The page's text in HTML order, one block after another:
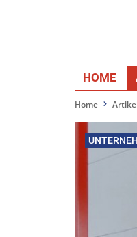
HOME
Home